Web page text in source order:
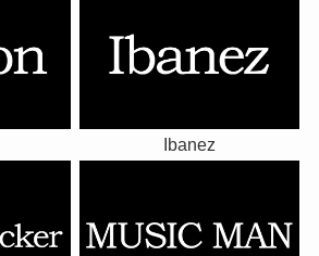
Ibanez